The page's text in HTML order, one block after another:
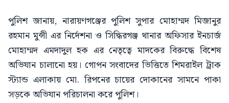
পুলিশ জানায়, নারায়ণগঞ্জের পুলিশ সুপার মোহাম্মদ মিজানুর
রহমান মুন্সী এর নির্দেশনা ও সিদ্ধিরগঞ্জ থানার অফিসার ইনচার্জ
মোহাম্মদ এমদাদুল হক এর নেতৃত্বে মাদকের বিরুদ্ধে বিশেষ
অভিযান চালানো হয়। গোপন সংবাদের ভিত্তিতে শিমরাইল ট্রাক
স্ট্যান্ড এলাকায় মো. রিপনের চায়ের দোকানের সামনে পাকা
সড়কে অভিযান পরিচালনা করে পুলিশ।